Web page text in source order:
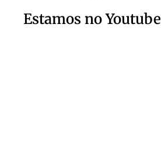
Estamos no Youtube